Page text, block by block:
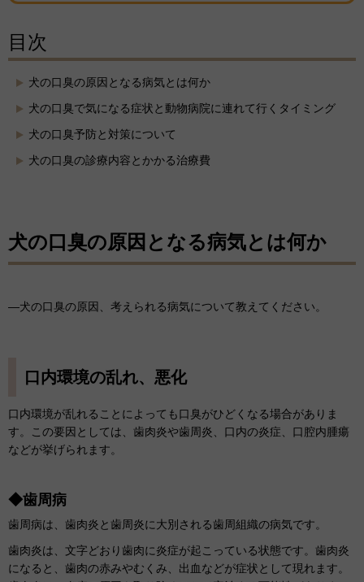
目次
犬の口臭の原因となる病気とは何か
犬の口臭で気になる症状と動物病院に連れて行くタイミング
犬の口臭予防と対策について
犬の口臭の診療内容とかかる治療費
犬の口臭の原因となる病気とは何か
―犬の口臭の原因、考えられる病気について教えてください。
口内環境の乱れ、悪化
口内環境が乱れることによっても口臭がひどくなる場合がありま
す。この要因としては、歯肉炎や歯周炎、口内の炎症、口腔内腫瘍
などが挙げられます。
◆歯周病
歯周病は、歯肉炎と歯周炎に大別される歯周組織の病気です。
歯肉炎は、文字どおり歯肉に炎症が起こっている状態です。歯肉炎
になると、歯肉の赤みやむくみ、出血などが症状として現れます。